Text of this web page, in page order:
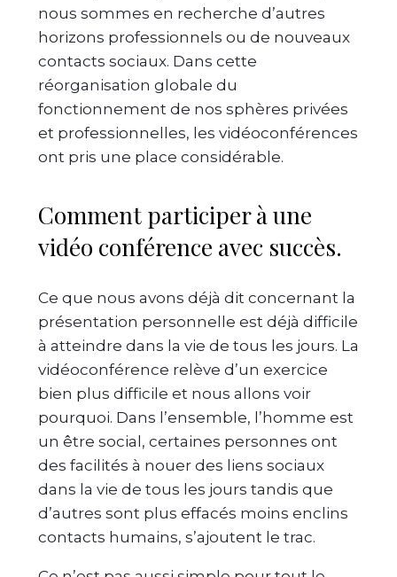
nous sommes en recherche d’autres
horizons professionnels ou de nouveaux
contacts sociaux. Dans cette
réorganisation globale du
fonctionnement de nos sphères privées
et professionnelles, les vidéoconférences
ont pris une place considérable.
Comment participer à une
vidéo conférence avec succès.
Ce que nous avons déjà dit concernant la
présentation personnelle est déjà difficile
à atteindre dans la vie de tous les jours. La
vidéoconférence relève d’un exercice
bien plus difficile et nous allons voir
pourquoi. Dans l’ensemble, l’homme est
un être social, certaines personnes ont
des facilités à nouer des liens sociaux
dans la vie de tous les jours tandis que
d’autres sont plus effacés moins enclins
contacts humains, s’ajoutent le trac.